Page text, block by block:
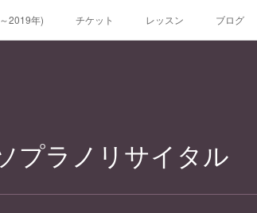
2019年) チケット レッスン ブログ
プラノリサイタル